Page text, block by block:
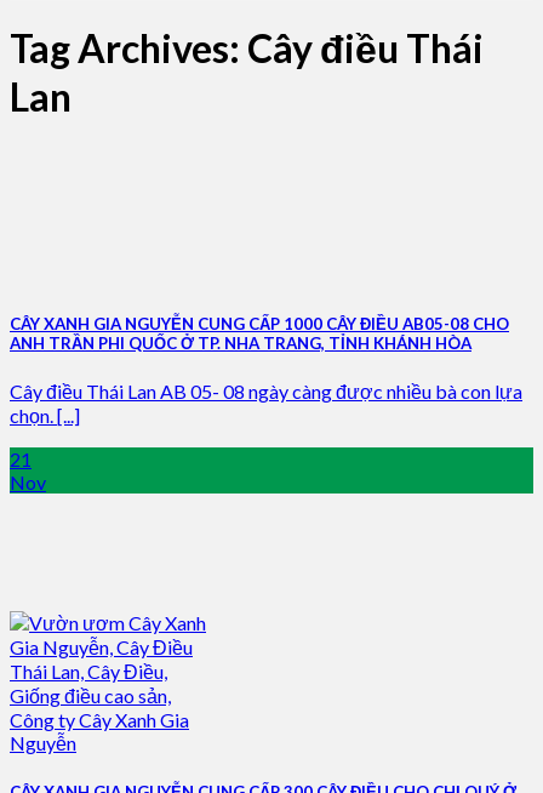
Tag Archives: Cây điều Thái
Lan
CÂY XANH GIA NGUYỄN CUNG CẤP 1000 CÂY ĐIỀU AB05-08 CHO
ANH TRẦN PHI QUỐC Ở TP. NHA TRANG, TỈNH KHÁNH HÒA
Cây điều Thái Lan AB 05- 08 ngày càng được nhiều bà con lựa
chọn. [...]
21
Nov